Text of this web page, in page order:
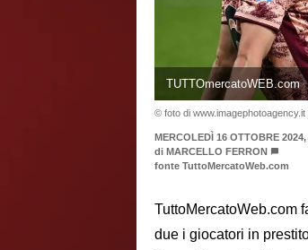
TUTTOmercatoWEB.com
© foto di www.imagephotoagency.it
MERCOLEDÌ 16 OTTOBRE
di MARCELLO FERRON
fonte TuttoMercatoWeb.com
TuttoMercatoWeb.com
due i giocatori in